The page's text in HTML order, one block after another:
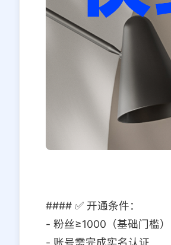
#### ✅ 开通条件：
- 粉丝≥1000（基础门槛）
- 账号需完成实名认证